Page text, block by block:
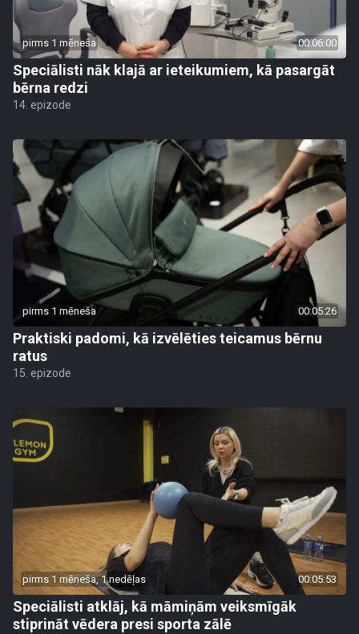
pirms 1 mēneša 00:06:00
Speciālisti nāk klajā ar ieteikumiem, kā pasargāt
bērna redzi
14. epizode
pirms 1 mēneša 00:05:26
Praktiski padomi, kā izvēlēties teicamus bērnu
ratus
15. epizode
pirms 1 mēneša, 1 nedēļas 00:05:53
Speciālisti atklāj, kā māmiņām veiksmīgāk
stiprināt vēdera presi sporta zālē